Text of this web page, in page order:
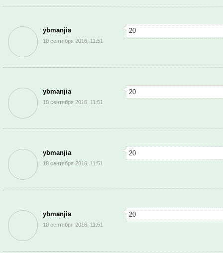
ybmanjia
10 сентября 2016, 11:51
20
ybmanjia
10 сентября 2016, 11:51
20
ybmanjia
10 сентября 2016, 11:51
20
ybmanjia
10 сентября 2016, 11:51
20